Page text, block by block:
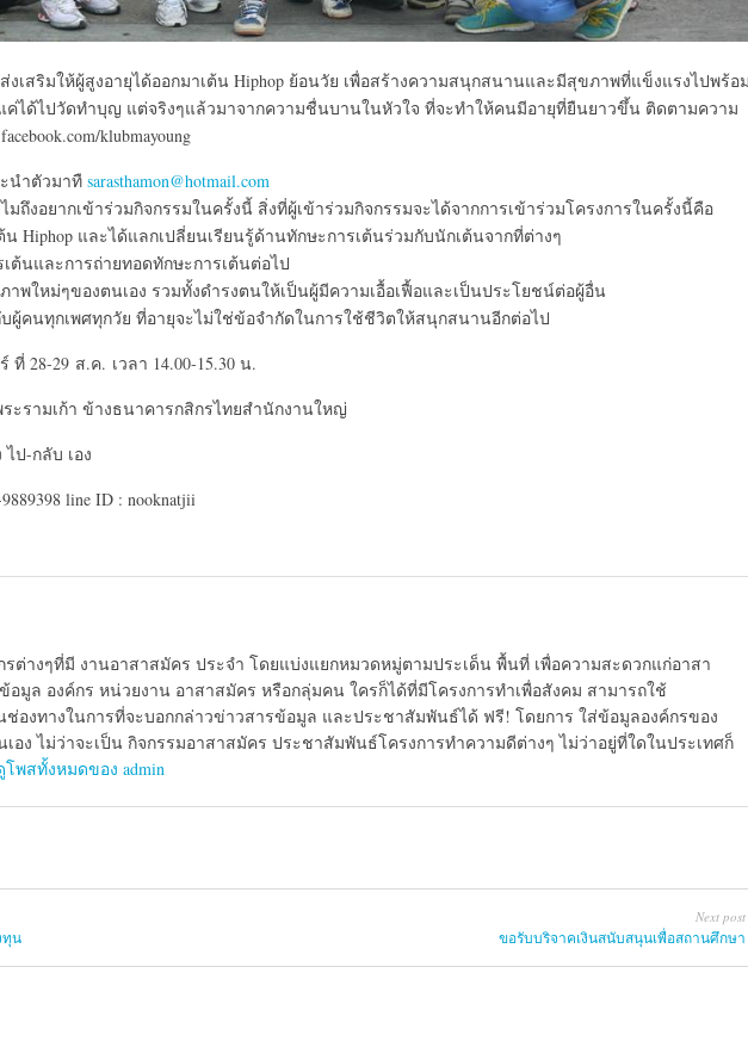
ส่งเสริมให้ผู้สูงอายุได้ออกมาเต้น Hiphop ย้อนวัย เพื่อสร้างความสนุกสนานและมีสุขภาพที่แข็งแรงไปพร้อ
ค่ได้ไปวัดทำบุญ แต่จริงๆแล้วมาจากความชื่นบานในหัวใจ ที่จะทำให้คนมีอายุที่ยืนยาวขึ้น ติดตามความ
klubmayoung
นำตัวมาทื sarasthamon@hotmail.com
ถึงอยากเข้าร่วมกิจกรรมในครั้งนี้ สิ่งที่ผู้เข้าร่วมกิจกรรมจะได้จากการเข้าร่วมโครงการในครั้งนี้คือ
Hiphop และได้แลกเปลี่ยนเรียนรู้ด้านทักษะการเต้นร่วมกับนักเต้นจากที่ต่างๆ
ต้นและการถ่ายทอดทักษะการเต้นต่อไป
พใหม่ๆของตนเอง รวมทั้งดำรงตนให้เป็นผู้มีความเอื้อเฟื้อและเป็นประโยชน์ต่อผู้อื่น
ผู้คนทุกเพศทุกวัย ที่อายุจะไม่ใช่ข้อจำกัดในการใช้ชีวิตให้สนุกสนานอีกต่อไป
28-29 ส.ค. เวลา 14.00-15.30 น.
ะรามเก้า ข้างธนาคารกสิกรไทยสำนักงานใหญ่
ป-กลับ เอง
line ID : nooknatjii
ต่างๆที่มี งานอาสาสมัคร ประจำ โดยแบ่งแยกหมวดหมู่ตามประเด็น พื้นที่ เพื่อความสะดวกแก่อาสา
มูล องค์กร หน่วยงาน อาสาสมัคร หรือกลุ่มคน ใครก็ได้ที่มีโครงการทำเพื่อสังคม สามารถใช้
ช่องทางในการที่จะบอกกล่าวข่าวสารข้อมูล และประชาสัมพันธ์ได้ ฟรี! โดยการ ใส่ข้อมูลองค์กรของ
อง ไม่ว่าจะเป็น กิจกรรมอาสาสมัคร ประชาสัมพันธ์โครงการทำความดีต่างๆ ไม่ว่าอยู่ที่ใดในประเทศก็
โพสทั้งหมดของ admin
ทุน
Next post
ขอรับบริจาคเงินสนับสนุนเพื่อสถานศึกษา